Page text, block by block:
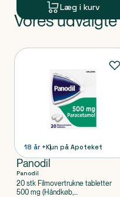
Læg i kurv
Produkt 1 af 0
Vores
Produkter
18 år +Kun på Apoteket
Panodil
Panodil
20 stk Filmovertrukne tabletter
500 mg (Håndkøb,